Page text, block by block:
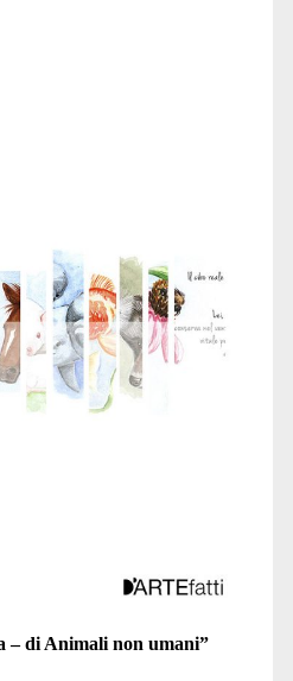
– di Animali non umani”